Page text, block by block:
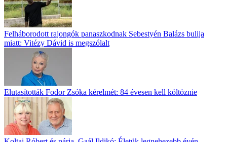
Felháborodott rajongók panaszkodnak Sebestyén Balázs bulija
miatt: Vitézy Dávid is megszólalt
Elutasították Fodor Zsóka kérelmét: 84 évesen kell költöznie